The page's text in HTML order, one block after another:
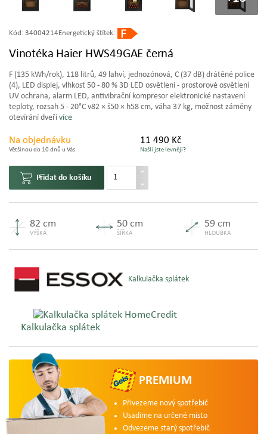
Kód: 34004214Energetický štítek:
Vinotéka Haier HWS49GAE černá
F (135 kWh/rok), 118 litrů, 49 lahví, jednozónová, C (37 dB) drátěné police
(4), LED displej, vlhkost 50 - 80 % 3D LED osvětlení - prostorové osvětlení
UV ochrana, alarm LED, antivibrační kompresor elektronické nastavení
teploty, rozsah 5 - 20°C v82 × š50 × h58 cm, váha 37 kg, možnost záměny
otevírání dveří více
Na objednávku
Většinou do 10 dnů u Vás
11 490 Kč
Našli jste levněji?
Přidat do košíku
82 cm
VÝŠKA
50 cm
ŠÍŘKA
59 cm
HLOUBKA
Kalkulačka splátek
Kalkulačka splátek
PREMIUM
Přivezeme nový spotřebič
Usadíme na určené místo
Odvezeme starý spotřebič